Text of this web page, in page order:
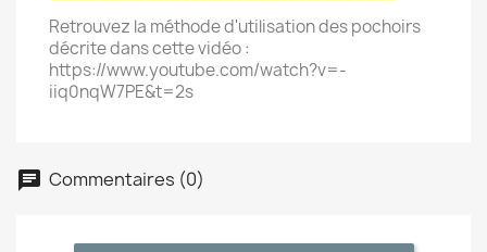
Ajouter à ma liste d'envies
Créer une liste d'envies
Connexion
à votre liste d'envies.
Retrouvez la méthode d'utilisation des pochoirs
décrite dans cette vidéo :
https://www.youtube.com/watch?v=-
iiq0nqW7PE&t=2s
chat Commentaires (0)